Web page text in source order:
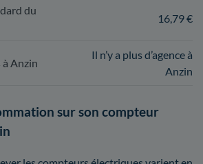
du
16,79 €
à Anzin
Il n’y a plus d’agence à
Anzin
sur son compteur